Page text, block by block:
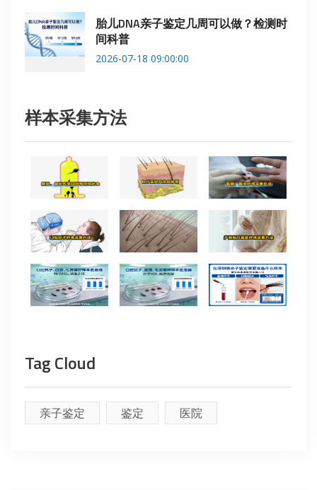
胎儿DNA亲子鉴定几周可以做？检测时
间科普
2026-07-18 09:00:00
样本采集方法
Tag Cloud
亲子鉴定 鉴定 医院